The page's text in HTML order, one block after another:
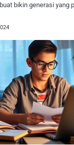
bikin generasi yang